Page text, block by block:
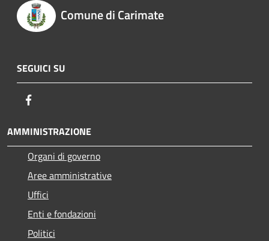
Comune di Carimate
SEGUICI SU
AMMINISTRAZIONE
Organi di governo
Aree amministrative
Uffici
Enti e fondazioni
Politici